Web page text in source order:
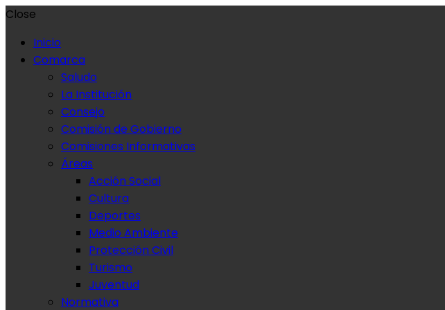
Close
Inicio
Comarca
Saludo
La Institución
Consejo
Comisión de Gobierno
Comisiones Informativas
Áreas
Acción Social
Cultura
Deportes
Medio Ambiente
Protección Civil
Turismo
Juventud
Normativa